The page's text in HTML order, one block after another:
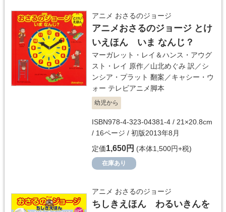
アニメ おさるのジョージ
アニメおさるのジョージ とけ
いえほん いま なんじ？
マーガレット・レイ＆ハンス・アウグ
スト・レイ 原作／山北めぐみ 訳／シ
ンシア・プラット 翻案／キャシー・ウ
ォー テレビアニメ脚本
幼児から
ISBN978-4-323-04381-4 / 21×20.8cm
/ 16ページ / 初版2013年8月
定価1,650円 (本体1,500円+税)
在庫あり
アニメ おさるのジョージ
ちしきえほん わるいきんを